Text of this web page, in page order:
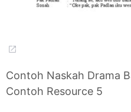
Contoh Naskah Drama
Contoh Resource 5